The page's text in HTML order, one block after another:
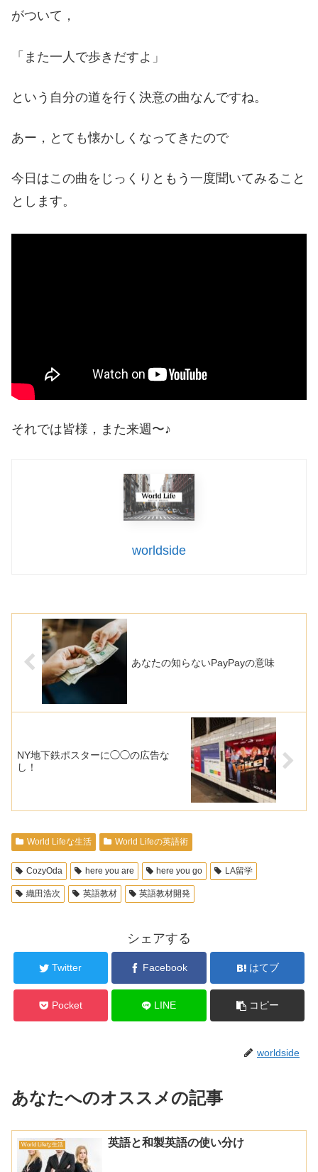
がついて，
「また一人で歩きだすよ」
という自分の道を行く決意の曲なんですね。
あー，とても懐かしくなってきたので
今日はこの曲をじっくりともう一度聞いてみること
とします。
それでは皆様，また来週〜♪
worldside
あなたの知らないPayPayの意味
NY地下鉄ポスターに◯◯の広告な
し！
World Lifeな生活 World Lifeの英語術
CozyOda here you are here you go LA留学
織田浩次 英語教材 英語教材開発
シェアする
Twitter Facebook はてブ
Pocket LINE コピー
worldside
あなたへのオススメの記事
World Lifeな生活 英語と和製英語の使い分け